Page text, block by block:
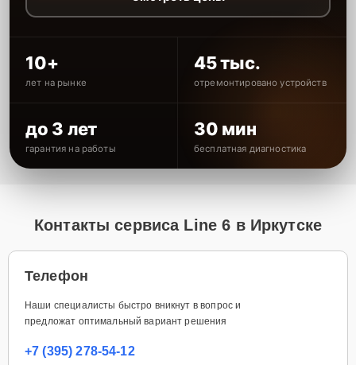
10+
лет на рынке
45 тыс.
отремонтировано устройств
до 3 лет
гарантия на работы
30 мин
бесплатная диагностика
Контакты сервиса Line 6 в Иркутске
Телефон
Наши специалисты быстро вникнут в вопрос и
предложат оптимальный вариант решения
+7 (395) 278-54-12